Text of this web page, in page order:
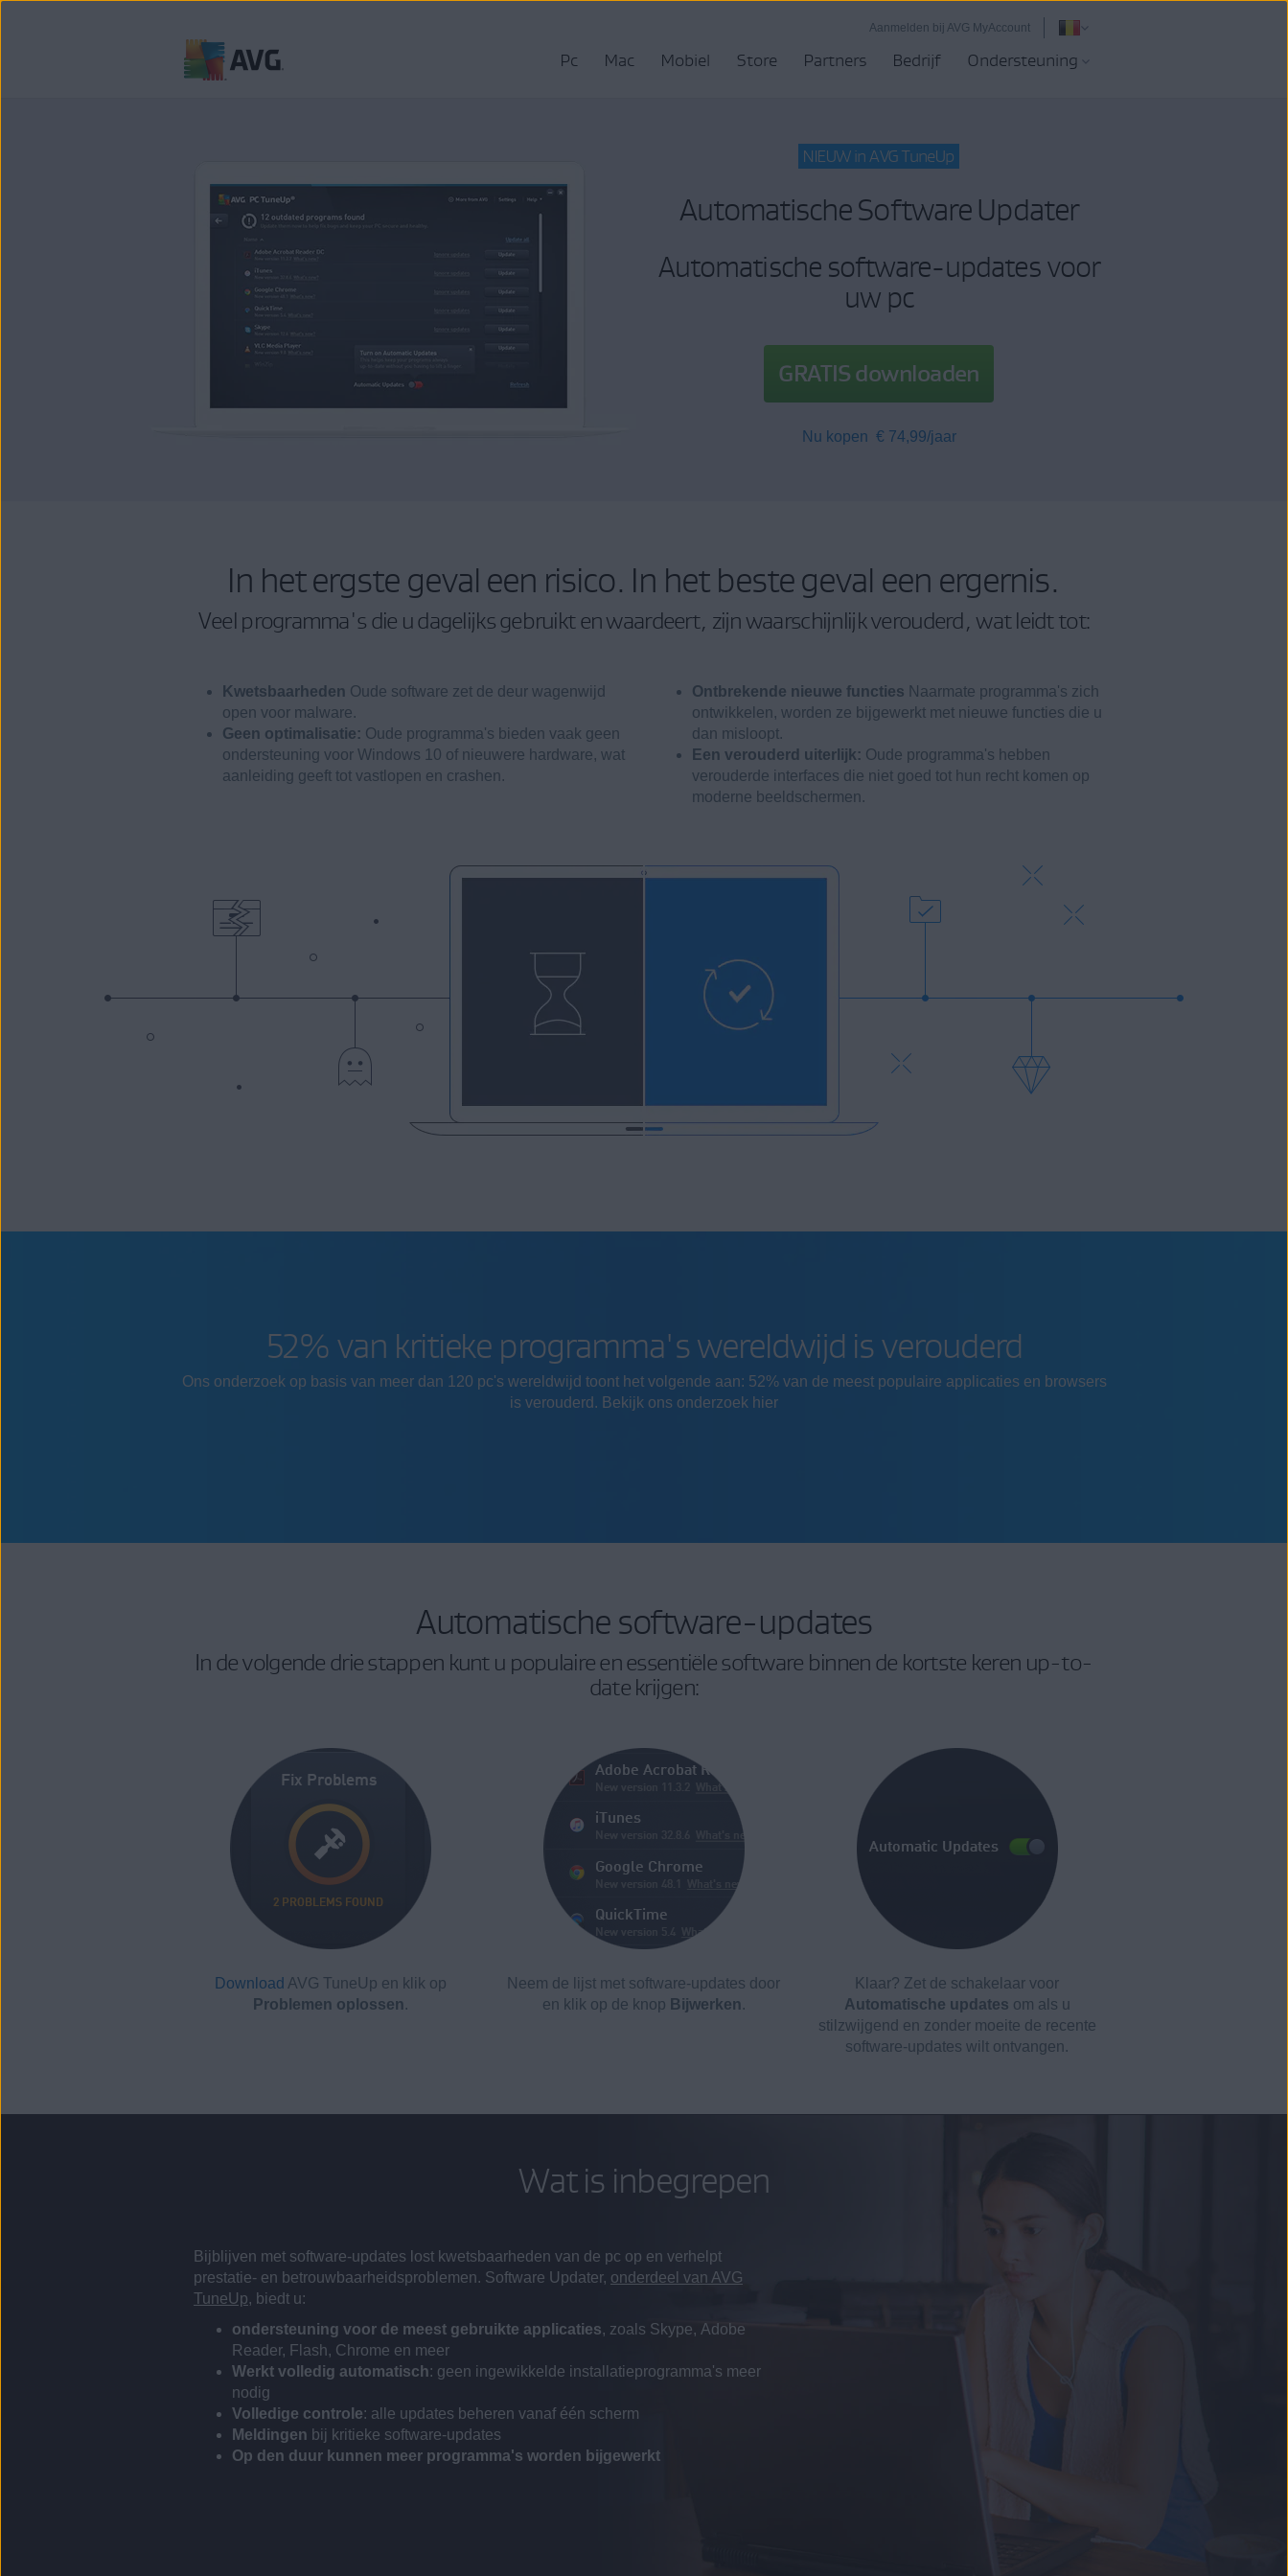
Aanmelden bij AVG MyAccount
Pc Mac Mobiel Store Partners Bedrijf Ondersteuning
NIEUW in AVG TuneUp
Automatische Software Updater
Automatische software-updates voor
uw pc
GRATIS downloaden
Nu kopen € 74,99/jaar
In het ergste geval een risico. In het beste geval een ergernis.
Veel programma's die u dagelijks gebruikt en waardeert, zijn waarschijnlijk verouderd, wat leidt tot:
Kwetsbaarheden Oude software zet de deur wagenwijd
open voor malware.
Geen optimalisatie: Oude programma's bieden vaak geen
ondersteuning voor Windows 10 of nieuwere hardware, wat
aanleiding geeft tot vastlopen en crashen.
Ontbrekende nieuwe functies Naarmate programma's zich
ontwikkelen, worden ze bijgewerkt met nieuwe functies die u
dan misloopt.
Een verouderd uiterlijk: Oude programma's hebben
verouderde interfaces die niet goed tot hun recht komen op
moderne beeldschermen.
52% van kritieke programma's wereldwijd is verouderd
Ons onderzoek op basis van meer dan 120 pc's wereldwijd toont het volgende aan: 52% van de meest populaire applicaties en browsers
is verouderd. Bekijk ons onderzoek hier
Automatische software-updates
In de volgende drie stappen kunt u populaire en essentiële software binnen de kortste keren up-to-
date krijgen:
Download AVG TuneUp en klik op
Problemen oplossen.
Neem de lijst met software-updates door
en klik op de knop Bijwerken.
Klaar? Zet de schakelaar voor
Automatische updates om als u
stilzwijgend en zonder moeite de recente
software-updates wilt ontvangen.
Wat is inbegrepen
Bijblijven met software-updates lost kwetsbaarheden van de pc op en verhelpt
prestatie- en betrouwbaarheidsproblemen. Software Updater, onderdeel van AVG
TuneUp, biedt u:
ondersteuning voor de meest gebruikte applicaties, zoals Skype, Adobe
Reader, Flash, Chrome en meer
Werkt volledig automatisch: geen ingewikkelde installatieprogramma's meer
nodig
Volledige controle: alle updates beheren vanaf één scherm
Meldingen bij kritieke software-updates
Op den duur kunnen meer programma's worden bijgewerkt